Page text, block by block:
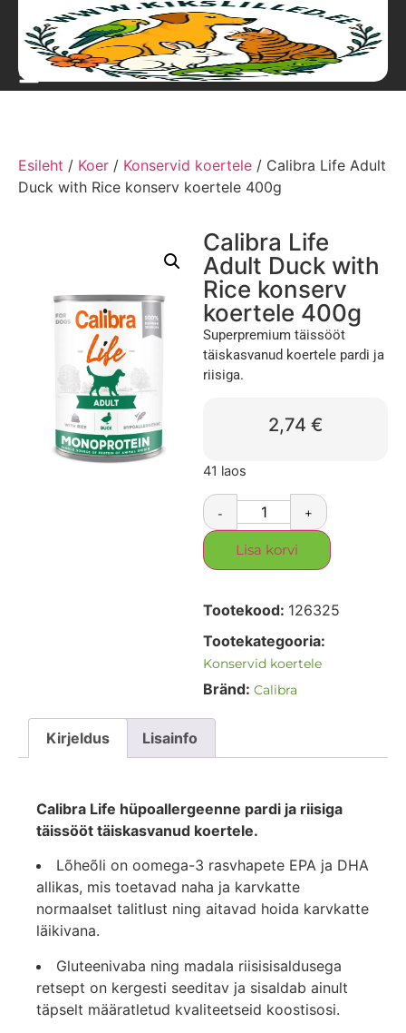
Esileht / Koer / Konservid koertele / Calibra Life Adult
Duck with Rice konserv koertele 400g
Calibra Life
Adult Duck with
Rice konserv
koertele 400g
Superpremium täissööt
täiskasvanud koertele pardi ja
riisiga.
2,74 €
41 laos
- +
Lisa korvi
Tootekood: 126325
Tootekategooria:
Konservid koertele
Bränd: Calibra
Kirjeldus Lisainfo
Calibra Life hüpoallergeenne pardi ja riisiga
täissööt täiskasvanud koertele.
Lõheõli on oomega-3 rasvhapete EPA ja DHA
allikas, mis toetavad naha ja karvkatte
normaalset talitlust ning aitavad hoida karvkatte
läikivana.
Gluteenivaba ning madala riisisisaldusega
retsept on kergesti seeditav ja sisaldab ainult
täpselt määratletud kvaliteetseid koostisosi.